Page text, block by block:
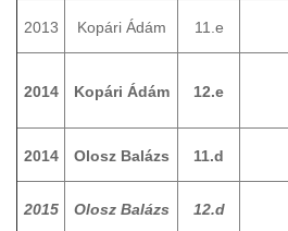
2013 Kopári Ádám 11.e
2014 Kopári Ádám 12.e
2014 Olosz Balázs 11.d
2015 Olosz Balázs 12.d